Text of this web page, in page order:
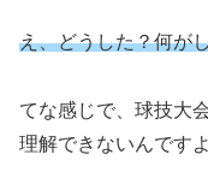
え、どうした？何が
てな感じで、球技大
理解できないんです